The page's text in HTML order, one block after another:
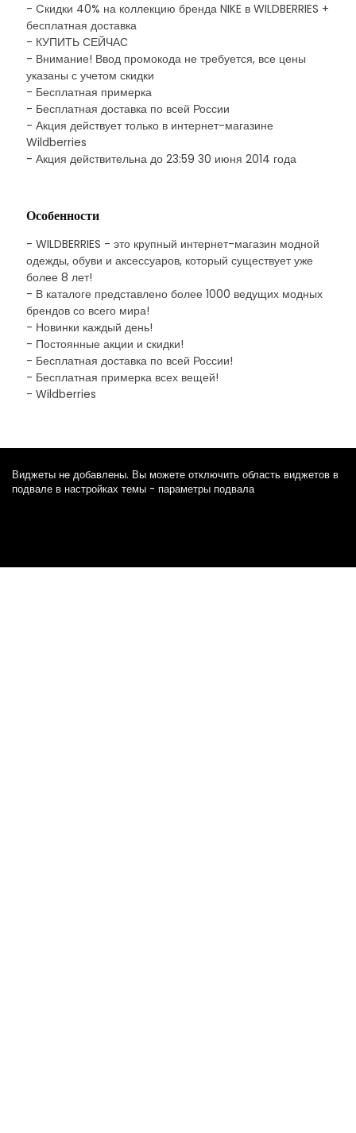
- Cкидки 40% на коллекцию бренда NIKE в WILDBERRIES +
бесплатная доставка
- КУПИТЬ СЕЙЧАС
- Внимание! Ввод промокода не требуется, все цены
указаны с учетом скидки
- Бесплатная примерка
- Бесплатная доставка по всей России
- Акция действует только в интернет-магазине
Wildberries
- Акция действительна до 23:59 30 июня 2014 года
Особенности
- WILDBERRIES - это крупный интернет-магазин модной
одежды, обуви и аксессуаров, который существует уже
более 8 лет!
- В каталоге представлено более 1000 ведущих модных
брендов со всего мира!
- Новинки каждый день!
- Постоянные акции и скидки!
- Бесплатная доставка по всей России!
- Бесплатная примерка всех вещей!
- Wildberries
Виджеты не добавлены. Вы можете отключить область виджетов в
подвале в настройках темы - параметры подвала